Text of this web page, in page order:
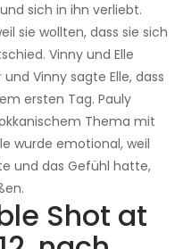
sich in ihn verliebt.
sie wollten, dass sie sich
Vinny und Elle
Vinny sagte Elle, dass
ersten Tag. Pauly
Thema mit
wurde emotional, weil
und das Gefühl hatte,
Shot at